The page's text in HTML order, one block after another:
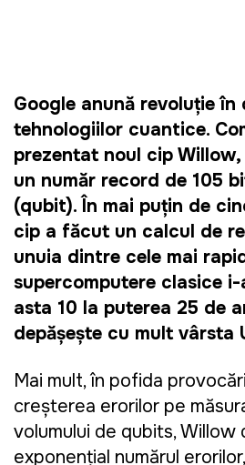
Google anunță revoluție în
tehnologiilor cuantice.
prezentat noul cip
un număr record de 105
(qubit). În mai puțin de
cip a făcut un calcul de
unuia dintre cele mai
supercomputere clasice
asta 10 la puterea 25 de
depășește cu mult vârsta
Mai mult, în pofida
creșterea erorilor pe
volumului de qubits,
exponențial numărul